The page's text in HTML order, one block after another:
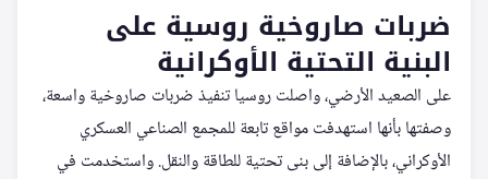
ضربات صاروخية روسية على
البنية التحتية الأوكرانية
على الصعيد الأرضي، واصلت روسيا تنفيذ ضربات صاروخية واسعة،
وصفتها بأنها استهدفت مواقع تابعة للمجمع الصناعي العسكري
الأوكراني، بالإضافة إلى بنى تحتية للطاقة والنقل. واستخدمت في